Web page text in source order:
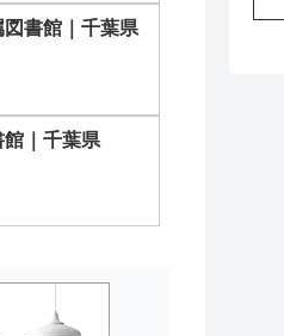
書館｜千葉県
｜千葉県